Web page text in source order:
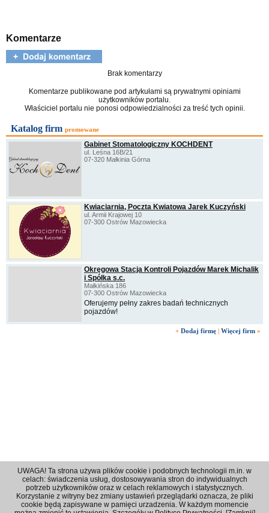
Komentarze
Brak komentarzy
Komentarze publikowane pod artykułami są prywatnymi opiniami
użytkowników portalu.
Właściciel portalu nie ponosi odpowiedzialności za treść tych opinii.
Katalog firm promowane
Gabinet Stomatologiczny KOCHDENT
ul. Leśna 16B/21
07-320 Małkinia Górna
Kwiaciarnia, Poczta Kwiatowa Jarek Kuczyński
ul. Armii Krajowej 10
07-300 Ostrów Mazowiecka
Okręgowa Stacja Kontroli Pojazdów Marek Michalik
i Spółka s.c.
Małkińska 186
07-300 Ostrów Mazowiecka
Oferujemy pełny zakres badań technicznych
pojazdów!
+ Dodaj firmę | Więcej firm »
Regulamin|Polityka prywatności|Reklama|Kontakt
UWAGA! Ta strona używa plików cookie i podobnych technologii m.in. w
celach: świadczenia usług, dostosowywania stron do indywidualnych
potrzeb użytkowników oraz w celach reklamowych i statystycznych.
Korzystanie z witryny bez zmiany ustawień przeglądarki oznacza, że pliki
cookie będą zapisywane w pamięci urzadzenia. W każdym momencie